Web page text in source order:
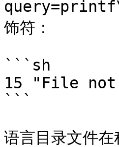
饰符：
```sh
15 "File not
```
语言目录文件